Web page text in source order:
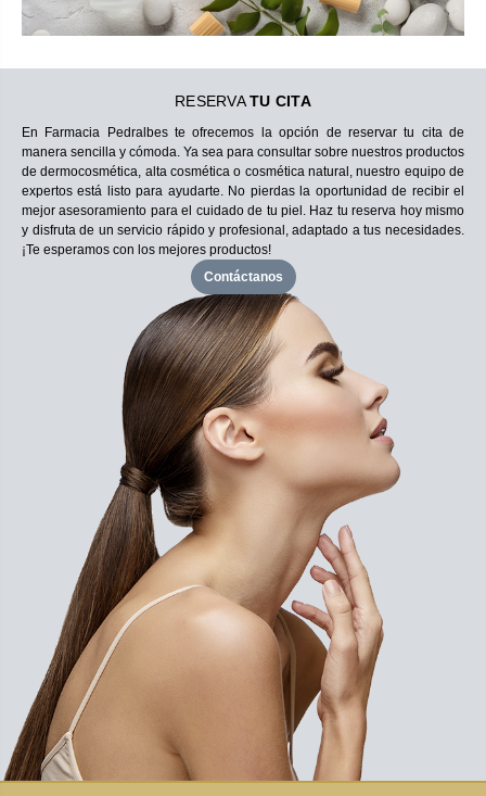
RESERVATU CITA
En Farmacia Pedralbes te ofrecemos la opción de reservar tu cita de
manera sencilla y cómoda. Ya sea para consultar sobre nuestros productos
de dermocosmética, alta cosmética o cosmética natural, nuestro equipo de
expertos está listo para ayudarte. No pierdas la oportunidad de recibir el
mejor asesoramiento para el cuidado de tu piel. Haz tu reserva hoy mismo
y disfruta de un servicio rápido y profesional, adaptado a tus necesidades.
¡Te esperamos con los mejores productos!
Contáctanos